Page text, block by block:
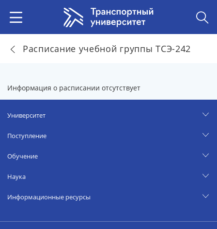
Расписание учебной группы ТСЭ-242
Информация о расписании отсутствует
Университет
Поступление
Обучение
Наука
Информационные ресурсы